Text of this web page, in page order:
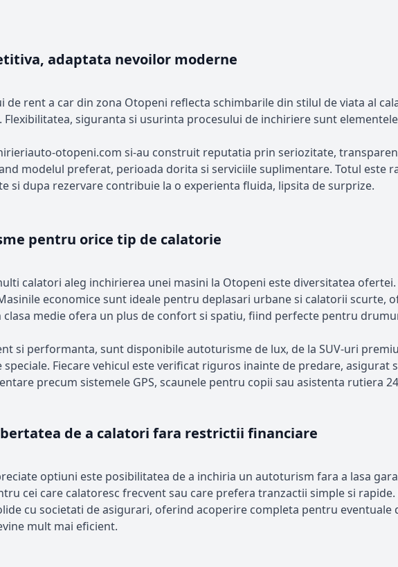
adaptata nevoilor moderne
de rent a car din zona Otopeni reflecta schimbarile din stilul de viata al
siguranta si usurinta procesului de inchiriere sunt
otopeni.com si-au construit reputatia prin seriozitate,
modelul preferat, perioada dorita si serviciile suplimentare. Totul este
si dupa rezervare contribuie la o experienta fluida, lipsita de surprize.
pentru orice tip de calatorie
calatori aleg inchirierea unei masini la Otopeni este diversitatea
economice sunt ideale pentru deplasari urbane si calatorii scurte,
clasa medie ofera un plus de confort si spatiu, fiind perfecte pentru
si performanta, sunt disponibile autoturisme de lux, de la SUV-uri
Fiecare vehicul este verificat riguros inainte de predare,
precum sistemele GPS, scaunele pentru copii sau asistenta rutiera
de a calatori fara restrictii financiare
optiuni este posibilitatea de a inchiria un autoturism fara a lasa
cei care calatoresc frecvent sau care prefera tranzactii simple si
cu societati de asigurari, oferind acoperire completa pentru eventuale
mult mai eficient.